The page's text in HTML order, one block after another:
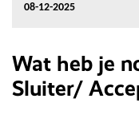
08-12-2025
Wat heb je
Sluiter/